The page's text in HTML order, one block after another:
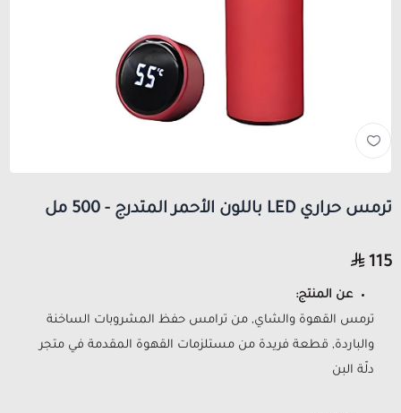
ترمس حراري LED باللون الأحمر المتدرج - 500 مل
115
عن المنتج:
ترمس القهوة والشاي, من ترامس حفظ المشروبات الساخنة
والباردة, قطعة فريدة من مستلزمات القهوة المقدمة في متجر
دلّة البن